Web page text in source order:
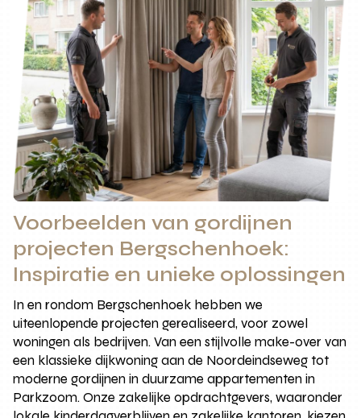
Voorbeelden van gordijnen
projecten Bergschenhoek:
Inspiratie en unieke oplossingen
In en rondom Bergschenhoek hebben we
uiteenlopende projecten gerealiseerd, voor zowel
woningen als bedrijven. Van een stijlvolle make-over van
een klassieke dijkwoning aan de Noordeindseweg tot
moderne gordijnen in duurzame appartementen in
Parkzoom. Onze zakelijke opdrachtgevers, waaronder